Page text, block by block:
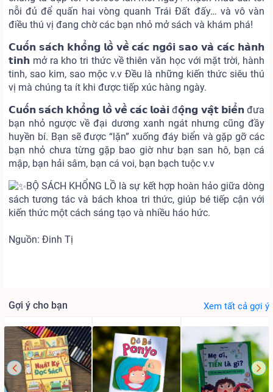
nỗi đủ để quấn hai vòng quanh Trái Đất đấy… và vô vàn
điều thú vị đang chờ các bạn nhỏ mở sách và khám phá!
𝗖𝘂𝗼̂́𝗻 𝘀𝗮́𝗰𝗵 𝗸𝗵𝗼̂̉𝗻𝗴 𝗹𝗼̂̀ 𝘃𝗲̂̀ 𝗰𝗮́𝗰 𝗻𝗴𝗼̂𝗶 𝘀𝗮𝗼 𝘃𝗮̀ 𝗰𝗮́𝗰 𝗵𝗮̀𝗻𝗵
𝘁𝗶𝗻𝗵 mở ra kho tri thức về thiên văn học với mặt trời, hành
tinh, sao kim, sao mộc v.v Đều là những kiến thức siêu thú
vị mà chúng ta ít khi được tiếp xúc hàng ngày.
𝗖𝘂𝗼̂́𝗻 𝘀𝗮́𝗰𝗵 𝗸𝗵𝗼̂̉𝗻𝗴 𝗹𝗼̂̀ 𝘃𝗲̂̀ 𝗰𝗮́𝗰 𝗹𝗼𝗮̀𝗶 đ𝗼̣̂𝗻𝗴 𝘃𝗮̣̂𝘁 𝗯𝗶𝗲̂̉𝗻 đưa
bạn nhỏ ngược về đại dương xanh ngát nhưng cũng đầy
huyền bí. Bạn sẽ được “lặn” xuống đáy biển và gặp gỡ các
bạn nhỏ chưa từng gặp bao giờ như bạn san hô, bạn cá
mập, bạn hải sâm, bạn cá voi, bạn bạch tuộc v.v
BỘ SÁCH KHỔNG LỒ là sự kết hợp hoàn hảo giữa dòng
sách tương tác và bách khoa tri thức, giúp bé tiếp cận với
kiến thức một cách sáng tạo và nhiều háo hức.
Nguồn: Đinh Tị
Gợi ý cho bạn Xem tất cả gợi ý